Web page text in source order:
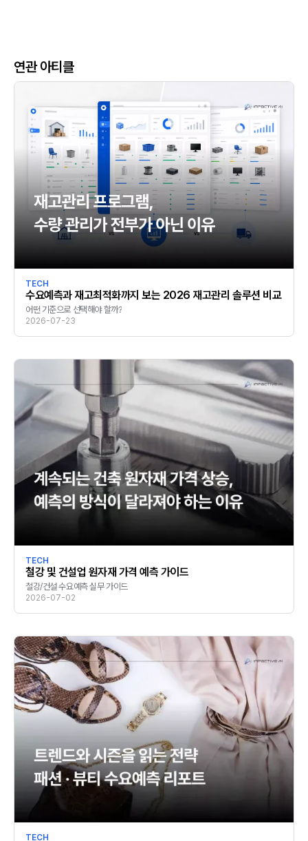
연관 아티클
TECH
수요예측과 재고최적화까지 보는 2026 재고관리 솔루션 비교
어떤 기준으로 선택해야 할까?
2026-07-23
TECH
철강 및 건설업 원자재 가격 예측 가이드
철강/건설 수요예측 실무 가이드
2026-07-02
TECH